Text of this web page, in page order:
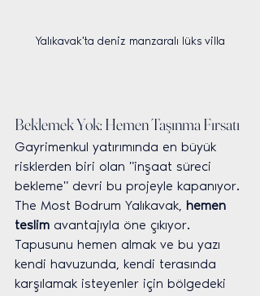
Yalıkavak'ta deniz manzaralı lüks villa
Beklemek Yok: Hemen Taşınma Fırsatı
Gayrimenkul yatırımında en büyük
risklerden biri olan "inşaat süreci
bekleme" devri bu projeyle kapanıyor.
The Most Bodrum Yalıkavak, hemen
teslim avantajıyla öne çıkıyor.
Tapusunu hemen almak ve bu yazı
kendi havuzunda, kendi terasında
karşılamak isteyenler için bölgedeki